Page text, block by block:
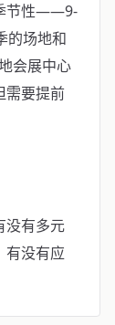
节性——9-
的场地和
会展中心
需要提前
没有多元
有没有应